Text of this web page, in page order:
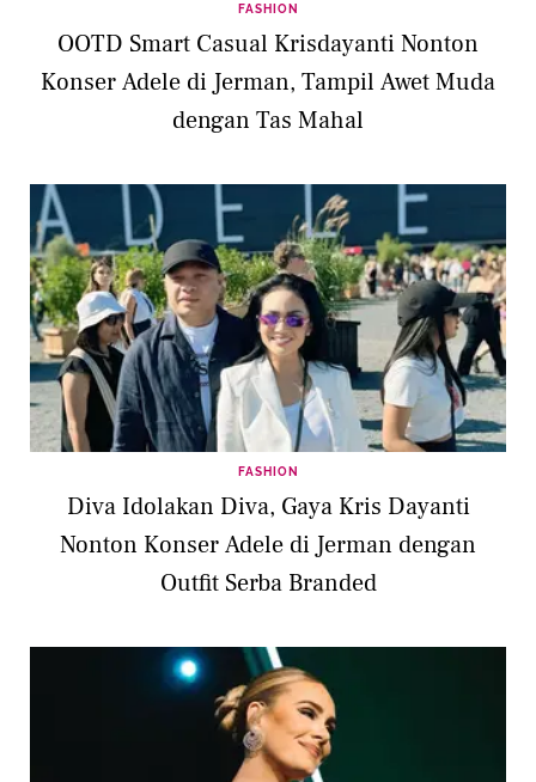
FASHION
OOTD Smart Casual Krisdayanti Nonton
Konser Adele di Jerman, Tampil Awet Muda
dengan Tas Mahal
FASHION
Diva Idolakan Diva, Gaya Kris Dayanti
Nonton Konser Adele di Jerman dengan
Outfit Serba Branded